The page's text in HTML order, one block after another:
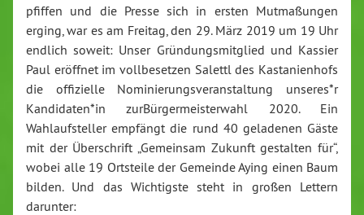
pfiffen und die Presse sich in ersten Mutmaßungen
erging, war es am Freitag, den 29. März 2019 um 19 Uhr
endlich soweit: Unser Gründungsmitglied und Kassier
Paul eröffnet im vollbesetzen Salettl des Kastanienhofs
die offizielle Nominierungsveranstaltung unseres*r
Kandidaten*in zurBürgermeisterwahl 2020. Ein
Wahlaufsteller empfängt die rund 40 geladenen Gäste
mit der Überschrift „Gemeinsam Zukunft gestalten für“,
wobei alle 19 Ortsteile der Gemeinde Aying einen Baum
bilden. Und das Wichtigste steht in großen Lettern
darunter: